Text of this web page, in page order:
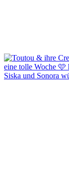
Siska und Sonora